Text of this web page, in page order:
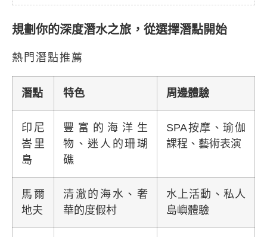
規劃你的深度潛水之旅，從選擇潛點開始
熱門潛點推薦
潛點 特色 周邊體驗
印尼
峇里
島
豐富的海洋生
物、迷人的珊瑚
礁
SPA按摩、瑜伽
課程、藝術表演
馬爾
地夫
清澈的海水、奢
華的度假村
水上活動、私人
島嶼體驗